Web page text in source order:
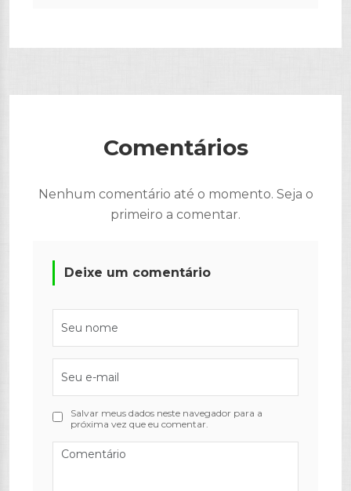
Comentários
Nenhum comentário até o momento. Seja o
primeiro a comentar.
Deixe um comentário
Salvar meus dados neste navegador para a
próxima vez que eu comentar.